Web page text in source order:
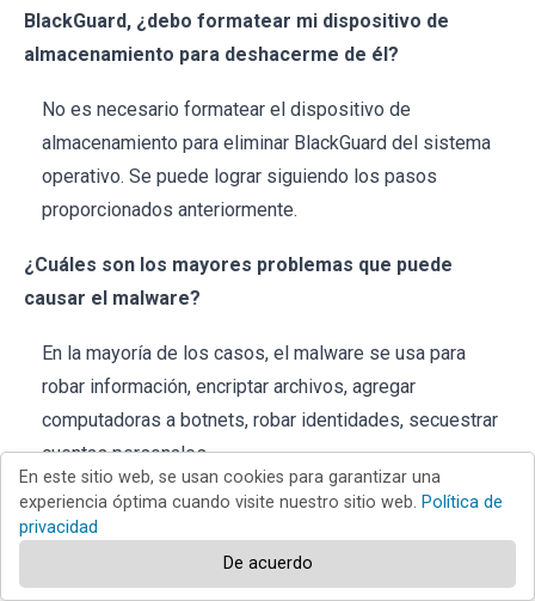
BlackGuard, ¿debo formatear mi dispositivo de
almacenamiento para deshacerme de él?
No es necesario formatear el dispositivo de
almacenamiento para eliminar BlackGuard del sistema
operativo. Se puede lograr siguiendo los pasos
proporcionados anteriormente.
¿Cuáles son los mayores problemas que puede
causar el malware?
En la mayoría de los casos, el malware se usa para
robar información, encriptar archivos, agregar
computadoras a botnets, robar identidades, secuestrar
cuentas personales.
¿Cuál es el propósito del malware BlackGuard?
BlackGuard roba información de numerosos monederos
instalados en el sistema operativo y navegadores
En este sitio web, se usan cookies para garantizar una
experiencia óptima cuando visite nuestro sitio web. Política de
privacidad
De acuerdo